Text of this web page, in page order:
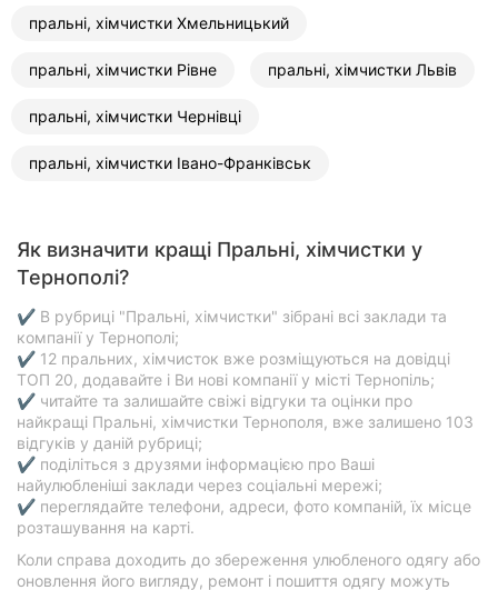
пральні, хімчистки Хмельницький
пральні, хімчистки Рівне пральні, хімчистки Львів
пральні, хімчистки Чернівці
пральні, хімчистки Івано-Франківськ
Як визначити кращі Пральні, хімчистки у
Тернополі?
✔ В рубриці "Пральні, хімчистки" зібрані всі заклади та
компанії у Тернополі;
✔ 12 пральних, хімчисток вже розміщуються на довідці
ТОП 20, додавайте і Ви нові компанії у місті Тернопіль;
✔ читайте та залишайте свіжі відгуки та оцінки про
найкращі Пральні, хімчистки Тернополя, вже залишено 103
відгуків у даній рубриці;
✔ поділіться з друзями інформацією про Ваші
найулюбленіші заклади через соціальні мережі;
✔ переглядайте телефони, адреси, фото компаній, їх місце
розташування на карті.
Коли справа доходить до збереження улюбленого одягу або
оновлення його вигляду, ремонт і пошиття одягу можуть